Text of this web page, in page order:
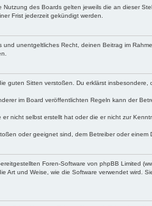
des Boards gelten jeweils die an dieser
Frist jederzeit gekündigt werden.
unentgeltliches Recht, deinen Beitrag im
Sitten verstoßen. Du erklärst
im Board veröffentlichten Regeln kann der
nicht selbst erstellt hat oder die er nicht zur
oder geeignet sind, dem Betreiber oder einem
Foren-Software von phpBB Limited
und Weise, wie die Software verwendet wird.